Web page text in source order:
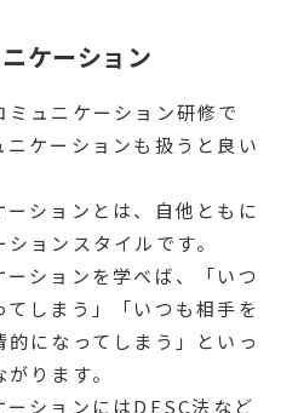
す。ケーション
ュニケーション研修で
ケーションも扱うと良い
ションとは、自他ともに
ョンスタイルです。
ションを学べば、「いつ
しまう」「いつも相手を
になってしまう」といっ
ります。
ションにはDESC法など